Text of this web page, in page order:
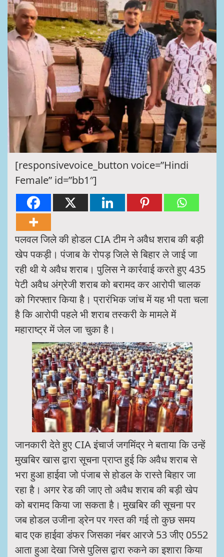
[responsivevoice_button voice=”Hindi
Female” id=”bb1″]
पलवल जिले की होडल CIA टीम ने अवैध शराब की बड़ी
खेप पकड़ी। पंजाब के रोपड़ जिले से बिहार ले जाई जा
रही थी ये अवैध शराब। पुलिस ने कार्रवाई करते हुए 435
पेटी अवैध अंग्रेजी शराब को बरामद कर आरोपी चालक
को गिरफ्तार किया है। प्रारंभिक जांच में यह भी पता चला
है कि आरोपी पहले भी शराब तस्करी के मामले में
महाराष्ट्र में जेल जा चुका है।
जानकारी देते हुए CIA इंचार्ज जगमिंद्र ने बताया कि उन्हें
मुखबिर खास द्वारा सूचना प्राप्त हुई कि अवैध शराब से
भरा हुआ हाईवा जो पंजाब से होडल के रास्ते बिहार जा
रहा है। अगर रेड की जाए तो अवैध शराब की बड़ी खेप
को बरामद किया जा सकता है। मुखबिर की सूचना पर
जब होडल उजीना ड्रेन पर गस्त की गई तो कुछ समय
बाद एक हाईवा डंफर जिसका नंबर आरजे 53 जीए 0552
आता हुआ देखा जिसे पुलिस द्वारा रुकने का इशारा किया